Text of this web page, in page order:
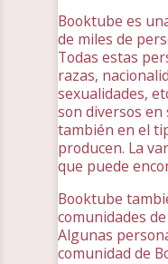
Booktube es
de miles de
Todas estas
razas,
sexualidades,
son diversos en
también en el
producen. La
que puede
Booktube
comunidades
Algunas
comunidad de